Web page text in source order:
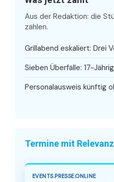
Aus der Redaktion: die
zählen.
Grillabend eskaliert: Drei
Sieben Überfälle: 17-
Personalausweis künftig
Termine mit Relevanz
EVENTS.PRESSE.ONLINE